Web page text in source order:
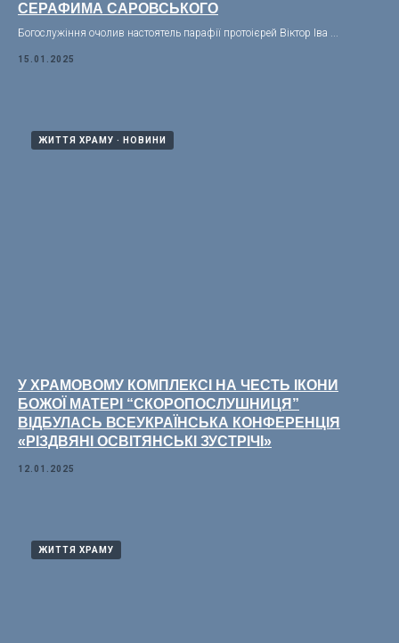
СЕРАФИМА САРОВСЬКОГО
Богослужіння очолив настоятель парафії протоієрей Віктор Іва ...
15.01.2025
ЖИТТЯ ХРАМУ НОВИНИ
У ХРАМОВОМУ КОМПЛЕКСІ НА ЧЕСТЬ ІКОНИ
БОЖОЇ МАТЕРІ “СКОРОПОСЛУШНИЦЯ”
ВІДБУЛАСЬ ВСЕУКРАЇНСЬКА КОНФЕРЕНЦІЯ
«РІЗДВЯНІ ОСВІТЯНСЬКІ ЗУСТРІЧІ»
12.01.2025
ЖИТТЯ ХРАМУ